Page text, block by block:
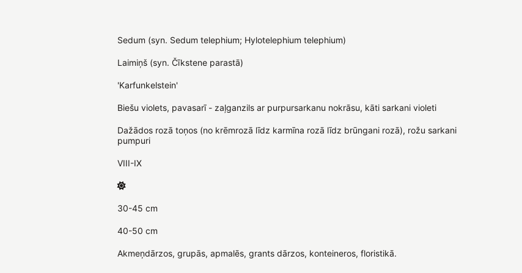
Sedum (syn. Sedum telephium; Hylotelephium telephium)
Laimiņš (syn. Čīkstene parastā)
'Karfunkelstein'
Biešu violets, pavasarī - zaļganzils ar purpursarkanu nokrāsu, kāti sarkani violeti
Dažādos rozā toņos (no krēmrozā līdz karmīna rozā līdz brūngani rozā), rožu sarkani
pumpuri
VIII-IX
30-45 cm
40-50 cm
Akmeņdārzos, grupās, apmalēs, grants dārzos, konteineros, floristikā.